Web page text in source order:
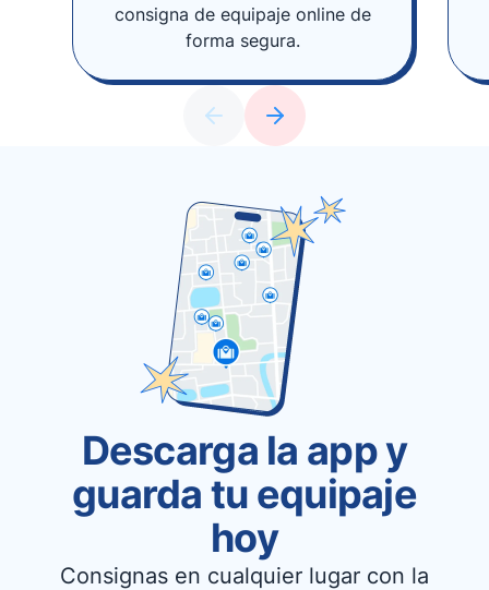
consigna de equipaje online de
forma segura.
Descarga la app y
guarda tu equipaje
hoy
Consignas en cualquier lugar con la